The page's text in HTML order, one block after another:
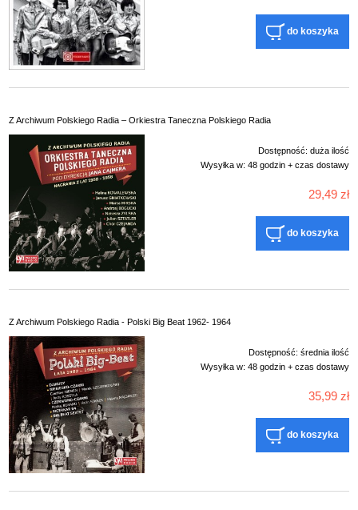
do koszyka
Z Archiwum Polskiego Radia – Orkiestra Taneczna Polskiego Radia
Dostępność: duża ilość
Wysyłka w: 48 godzin + czas dostawy
29,49 zł
do koszyka
Z Archiwum Polskiego Radia - Polski Big Beat 1962- 1964
Dostępność: średnia ilość
Wysyłka w: 48 godzin + czas dostawy
35,99 zł
do koszyka